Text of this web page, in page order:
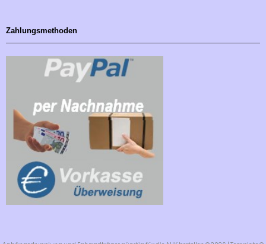
Zahlungsmethoden